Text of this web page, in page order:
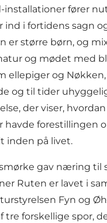
installationer fører
ind i fortidens sagn
er større børn, og
og mødet med
ellepiger og Nøkken,
og til tider
der viser,
havde forestillingen
inden på livet.
gav næring til
Ruten er lavet i
Fyn og
tre forskellige spor,